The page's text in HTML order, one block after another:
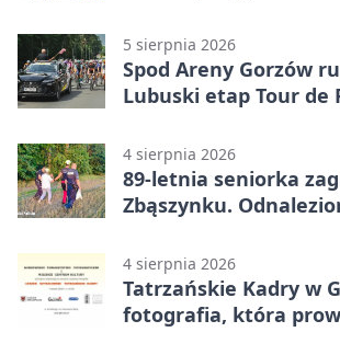
5 sierpnia 2026
Spod Areny Gorzów
Lubuski etap Tour de
4 sierpnia 2026
89-letnia seniorka
Zbąszynku.
4 sierpnia 2026
Tatrzańskie Kadry w
fotografia, która